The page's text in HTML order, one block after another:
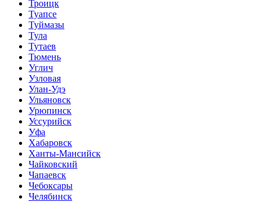
Троицк
Туапсе
Туймазы
Тула
Тутаев
Тюмень
Углич
Узловая
Улан-Удэ
Ульяновск
Урюпинск
Уссурийск
Уфа
Хабаровск
Ханты-Мансийск
Чайковский
Чапаевск
Чебоксары
Челябинск